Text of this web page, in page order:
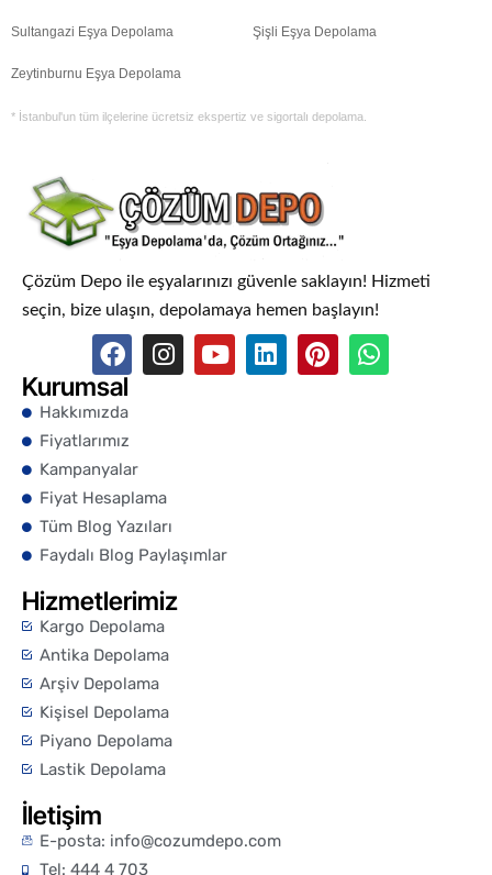
Sultangazi Eşya Depolama Şişli Eşya Depolama
Zeytinburnu Eşya Depolama
* İstanbul'un tüm ilçelerine ücretsiz ekspertiz ve sigortalı depolama.
Çözüm Depo ile eşyalarınızı güvenle saklayın! Hizmeti
seçin, bize ulaşın, depolamaya hemen başlayın!
Kurumsal
Hakkımızda
Fiyatlarımız
Kampanyalar
Fiyat Hesaplama
Tüm Blog Yazıları
Faydalı Blog Paylaşımlar
Hizmetlerimiz
Kargo Depolama
Antika Depolama
Arşiv Depolama
Kişisel Depolama
Piyano Depolama
Lastik Depolama
İletişim
E-posta: info@cozumdepo.com
Tel: 444 4 703